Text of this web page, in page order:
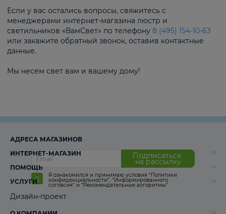
Если у вас остались вопросы, свяжитесь с
менеджерами интернет-магазина люстр и
светильников «ВамСвет» по телефону 8 (495) 154-10-63
или закажите обратный звонок, оставив контактные
данные.
Мы несем свет вам и вашему дому!
Подписаться
на рассылку
Я ознакомился и принимаю условия “Политики
конфиденциальности”, “Информированного
согласия“ и “Рекомендательные алгоритмы“
АДРЕСА МАГАЗИНОВ
ИНТЕРНЕТ-МАГАЗИН
ПОМОЩЬ
УСЛУГИ
Дизайн-проект